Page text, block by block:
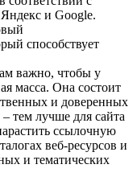
и Google.
способствует
важно, чтобы у
масса. Она состоит
и доверенных
тем лучше для сайта
ссылочную
веб-ресурсов и
и тематических